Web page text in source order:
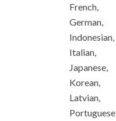
French,
German,
Indonesian,
Italian,
Japanese,
Korean,
Latvian,
Portuguese,